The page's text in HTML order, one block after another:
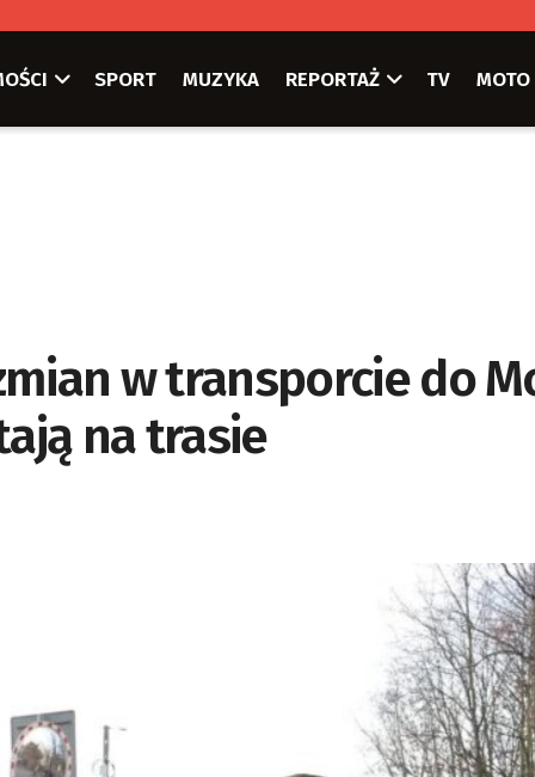
SPORT MUZYKA REPORTAŻ TV MOTO
w transporcie do
na trasie